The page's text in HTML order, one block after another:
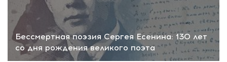
Бессмертная поэзия Сергея Есенина: 130 лет
со дня рождения великого поэта